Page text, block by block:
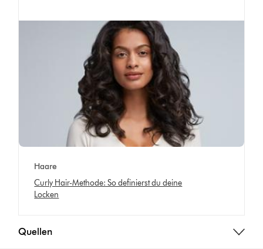
Haare
Curly Hair-Methode: So definierst du deine
Locken
Quellen